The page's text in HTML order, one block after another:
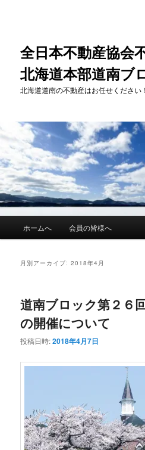
動
全日本不動産協会
北海道本部道南ブ
北海道道南の不動産はお任せください！
ホームへ 会員の皆様へ
月別アーカイブ:2018年4月
道南ブロック第２６
の開催について
投稿日時:2018年4月7日